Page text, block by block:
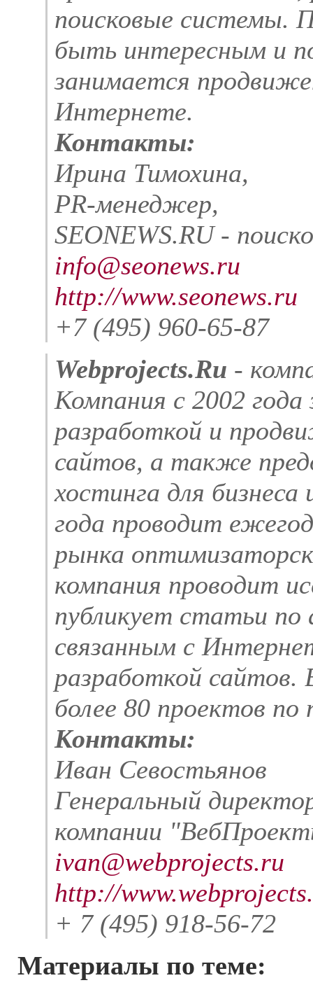
поисковые системы.
быть интересным и
занимается
Интернете.
Контакты:
Ирина Тимохина,
PR-менеджер,
SEONEWS.RU -
info@seonews.ru
http://www.seonews.ru
+7 (495) 960-65-87
Webprojects.Ru -
Компания с 2002 года
разработкой и
сайтов, а также
хостинга для
года проводит
рынка
компания проводит
публикует статьи
связанным с
разработкой сайтов.
более 80 проектов
Контакты:
Иван Севостьянов
Генеральный
компании
ivan@webprojects.ru
http://
+ 7 (495) 918-56-72
Материалы по теме: